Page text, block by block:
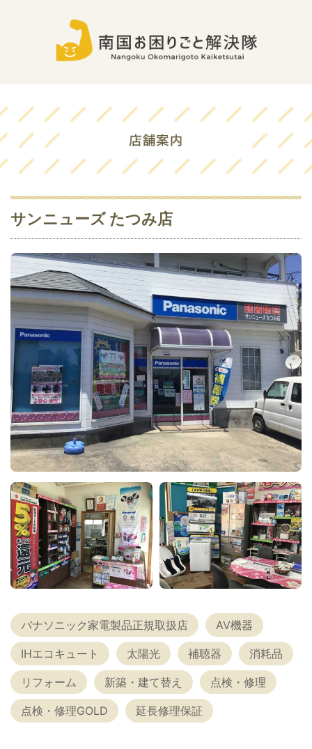
サンニューズ たつみ店
パナソニック家電製品正規取扱店 AV機器
IHエコキュート 太陽光 補聴器 消耗品
リフォーム 新築・建て替え 点検・修理
点検・修理GOLD 延長修理保証